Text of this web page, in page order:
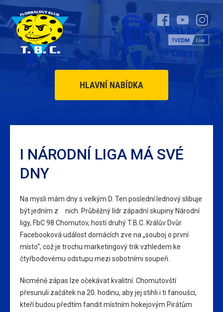
HLAVNÍ NABÍDKA
I NÁRODNÍ LIGA MÁ SVÉ
DNY
Na mysli mám dny s velkým D. Ten poslední lednový slibuje
být jedním z nich. Průběžný lídr západní skupiny Národní
ligy, FbC 98 Chomutov, hostí druhý T.B.C. Králův Dvůr.
Facebooková událost domácích zve na „souboj o první
místo“, což je trochu marketingový trik vzhledem ke
čtyřbodovému odstupu mezi sobotními soupeři.
Nicméně zápas lze očekávat kvalitní. Chomutovští
přesunuli začátek na 20. hodinu, aby jej stihli i ti fanoušci,
kteří budou předtím fandit místním hokejovým Pirátům